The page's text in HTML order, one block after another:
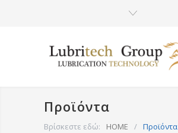
Προϊόντα
Βρίσκεστε εδώ: HOME / Προϊόντα